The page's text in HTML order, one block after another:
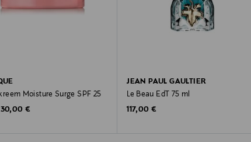
Moisture Surge SPF 25
Original Price
30,00 €
JEAN PAUL GAULTIER
Le Beau EdT 75 ml
Original Price
117,00 €